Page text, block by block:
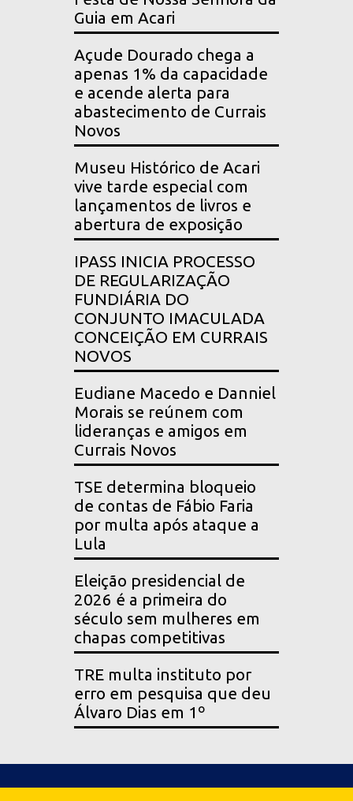
Guia em Acari
Açude Dourado chega a
apenas 1% da capacidade
e acende alerta para
abastecimento de Currais
Novos
Museu Histórico de Acari
vive tarde especial com
lançamentos de livros e
abertura de exposição
IPASS INICIA PROCESSO
DE REGULARIZAÇÃO
FUNDIÁRIA DO
CONJUNTO IMACULADA
CONCEIÇÃO EM CURRAIS
NOVOS
Eudiane Macedo e Danniel
Morais se reúnem com
lideranças e amigos em
Currais Novos
TSE determina bloqueio
de contas de Fábio Faria
por multa após ataque a
Lula
Eleição presidencial de
2026 é a primeira do
século sem mulheres em
chapas competitivas
TRE multa instituto por
erro em pesquisa que deu
Álvaro Dias em 1º